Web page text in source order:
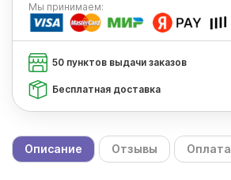
Мы принимаем:
50 пунктов выдачи заказов
Бесплатная доставка
Описание Отзывы Оплата